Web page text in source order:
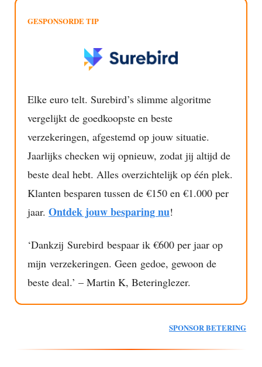
GESPONSORDE TIP
Elke euro telt. Surebird’s slimme algoritme
vergelijkt de goedkoopste en beste
verzekeringen, afgestemd op jouw situatie.
Jaarlijks checken wij opnieuw, zodat jij altijd de
beste deal hebt. Alles overzichtelijk op één plek.
Klanten besparen tussen de €150 en €1.000 per
jaar. Ontdek jouw besparing nu!
‘Dankzij Surebird bespaar ik €600 per jaar op
mijn verzekeringen. Geen gedoe, gewoon de
beste deal.’ – Martin K, Beteringlezer.
SPONSOR BETERING